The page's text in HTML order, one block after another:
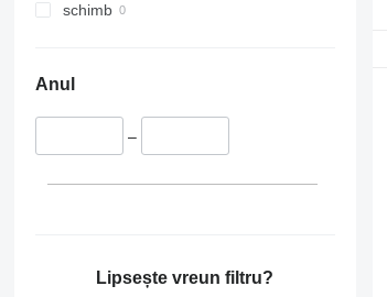
schimb
Anul
–
Lipsește vreun filtru?